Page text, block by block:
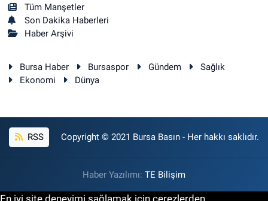
Tüm Manşetler
Son Dakika Haberleri
Haber Arşivi
Bursa Haber Bursaspor Gündem
Sağlık
Ekonomi
Dünya
RSS Copyright © 2021 Bursa Basın - Her hakkı saklıdır.
Haber Yazılımı: TE Bilişim
En iyi site deneyimi sağlamak için çerezlerden